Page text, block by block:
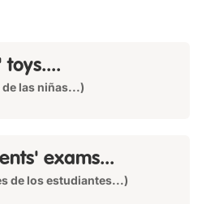
toys....
las niñas...)
exams...
de los estudiantes...)